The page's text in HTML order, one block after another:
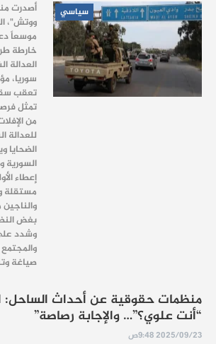
سياسي
أصدرت
ووتش"،
موسعاً
خارطة
العدالة
سوريا،
تعقب
تمثل
من
للعدالة
الضحايا
السورية
إعطاء
مستقلة
والناجين
بغض
وشدد
صياغة
منظمات حقوقية عن أحداث الساحل:
“أنت علوي؟”… والإجابة رصاصة”
2025/09/23 9:48ص